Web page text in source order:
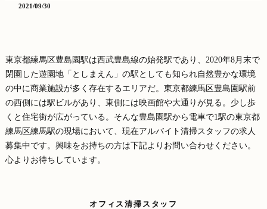
2021/09/30
東京都練馬区豊島園駅は西武豊島線の始発駅であり、2020年8月末で
閉園した遊園地「としまえん」の駅としても知られ自然豊かな環境
の中に商業施設が多く存在するエリアだ。東京都練馬区豊島園駅前
の西側には駅ビルがあり、東側には映画館や大通りが見る。少し歩
くと住宅街が広がっている。 そんな豊島園駅から電車で1駅の東京都
練馬区練馬駅の現場において、現在アルバイト清掃スタッフの求人
募集中です。興味をお持ちの方は下記よりお問い合わせください。
心よりお待ちしています。
オフィス清掃スタッフ